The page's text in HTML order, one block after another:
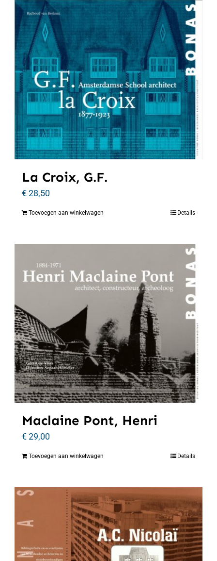
La Croix, G.F.
€28,50
Toevoegen aan winkelwagen Details
Maclaine Pont, Henri
€29,00
Toevoegen aan winkelwagen Details